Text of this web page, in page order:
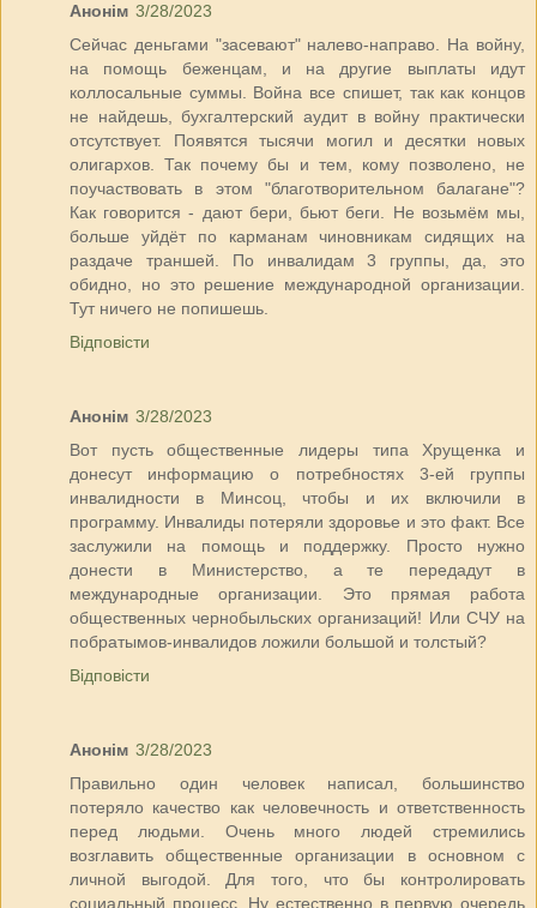
Анонім 3/28/2023
Сейчас деньгами "засевают" налево-направо. На войну,
на помощь беженцам, и на другие выплаты идут
коллосальные суммы. Война все спишет, так как концов
не найдешь, бухгалтерский аудит в войну практически
отсутствует. Появятся тысячи могил и десятки новых
олигархов. Так почему бы и тем, кому позволено, не
поучаствовать в этом "благотворительном балагане"?
Как говорится - дают бери, бьют беги. Не возьмём мы,
больше уйдёт по карманам чиновникам сидящих на
раздаче траншей. По инвалидам 3 группы, да, это
обидно, но это решение международной организации.
Тут ничего не попишешь.
Відповісти
Анонім 3/28/2023
Вот пусть общественные лидеры типа Хрущенка и
донесут информацию о потребностях 3-ей группы
инвалидности в Минсоц, чтобы и их включили в
программу. Инвалиды потеряли здоровье и это факт. Все
заслужили на помощь и поддержку. Просто нужно
донести в Министерство, а те передадут в
международные организации. Это прямая работа
общественных чернобыльских организаций! Или СЧУ на
побратымов-инвалидов ложили большой и толстый?
Відповісти
Анонім 3/28/2023
Правильно один человек написал, большинство
потеряло качество как человечность и ответственность
перед людьми. Очень много людей стремились
возглавить общественные организации в основном с
личной выгодой. Для того, что бы контролировать
социальный процесс. Ну естественно в первую очередь